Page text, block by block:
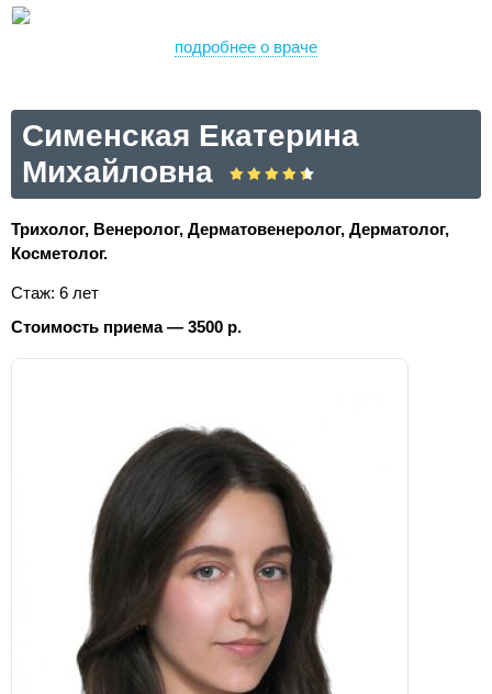
подробнее о враче
Сименская Екатерина
Михайловна
Трихолог, Венеролог, Дерматовенеролог, Дерматолог,
Косметолог.
Стаж: 6 лет
Стоимость приема — 3500 р.